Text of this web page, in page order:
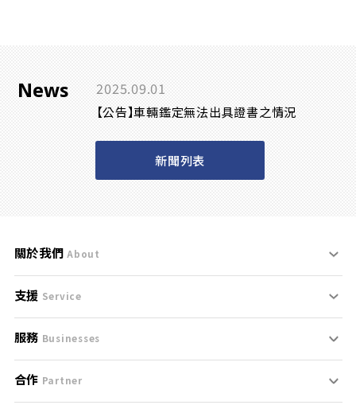
News 2025.09.01
【公告】車輛鑑定無法出具證書之情況
新聞列表
關於我們 About
刊登規範
服務條款
免責聲明
支援 Service
支援中心
聯絡我們
服務 Businesses
什麼是Goo鑑定？
合作 Partner